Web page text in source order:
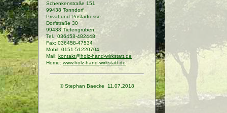
Schenkenstraße 151
99438 Tonndorf
Privat und Postadresse:
Dorfstraße 30
99438 Tiefengruben
Tel.: 036458-482448
Fax: 036458-47534
Mobil: 0151-51220704
Mail: kontakt@holz-hand-wirkstatt.de
Home: www.holz-hand-wirkstatt.de
© Stephan Baecke 11.07.2018